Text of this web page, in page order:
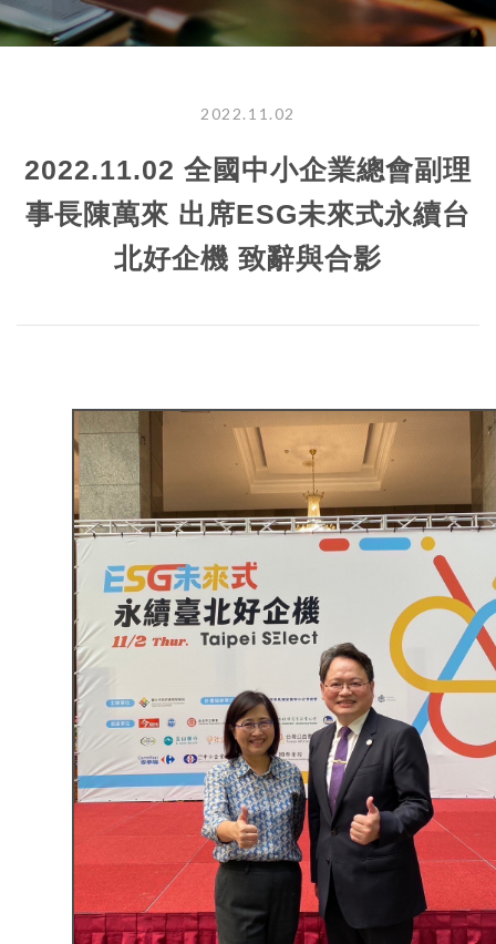
2022.11.02
2022.11.02 全國中小企業總會副理
事長陳萬來 出席ESG未來式永續台
北好企機 致辭與合影